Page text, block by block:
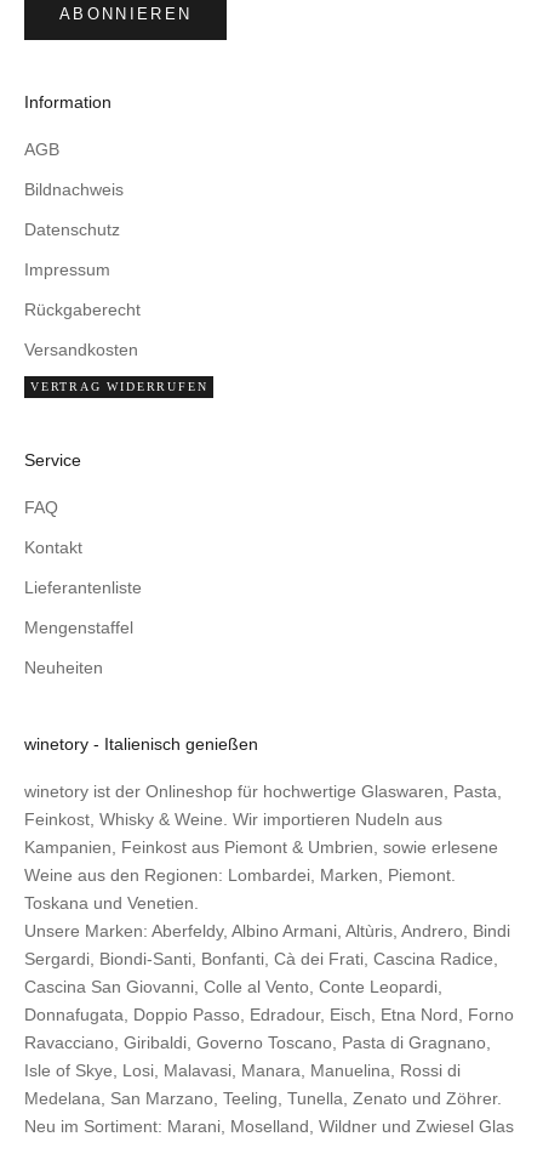
ABONNIEREN
Information
AGB
Bildnachweis
Datenschutz
Impressum
Rückgaberecht
Versandkosten
VERTRAG WIDERRUFEN
Service
FAQ
Kontakt
Lieferantenliste
Mengenstaffel
Neuheiten
winetory - Italienisch genießen
winetory ist der Onlineshop für hochwertige Glaswaren, Pasta,
Feinkost, Whisky & Weine. Wir importieren Nudeln aus
Kampanien, Feinkost aus Piemont & Umbrien, sowie erlesene
Weine aus den Regionen: Lombardei, Marken, Piemont.
Toskana und Venetien.
Unsere Marken: Aberfeldy, Albino Armani Altùris Andrero Bindi
Sergardi Biondi-Santi Bonfanti Cà dei Frati Cascina Radice
Cascina San Giovanni Colle al Vento Conte Leopardi
Donnafugata
Doppio Passo Edradour, Eisch Etna Nord
Forno
Ravacciano Giribaldi Governo Toscano Pasta di Gragnano
Isle of Skye
Losi Malavasi Manara Manuelina
Rossi di
Medelana
San Marzano Teeling Tunella Zenato und Zöhrer.
Neu im Sortiment: Marani, Moselland Wildner und Zwiesel Glas